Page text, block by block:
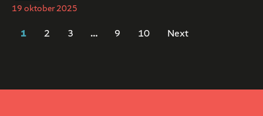
19 oktober 2025
1 2 3 … 9 10 Next